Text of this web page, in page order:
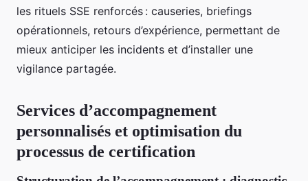
les rituels SSE renforcés : causeries, briefings
opérationnels, retours d’expérience, permettant de
mieux anticiper les incidents et d’installer une
vigilance partagée.
Services d’accompagnement
personnalisés et optimisation du
processus de certification